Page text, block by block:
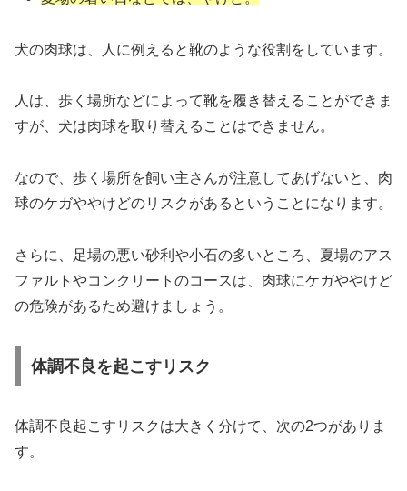
犬の肉球は、人に例えると靴のような役割をしています。
人は、歩く場所などによって靴を履き替えることができま
すが、犬は肉球を取り替えることはできません。
なので、歩く場所を飼い主さんが注意してあげないと、肉
球のケガややけどのリスクがあるということになります。
さらに、足場の悪い砂利や小石の多いところ、夏場のアス
ファルトやコンクリートのコースは、肉球にケガややけど
の危険があるため避けましょう。
体調不良を起こすリスク
体調不良起こすリスクは大きく分けて、次の2つがありま
す。